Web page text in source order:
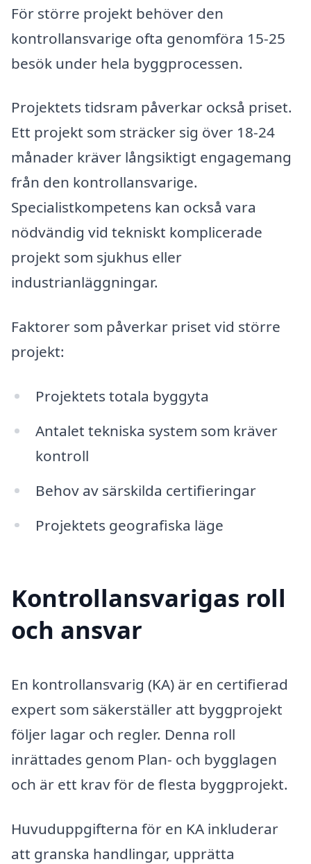
För större projekt behöver den
kontrollansvarige ofta genomföra 15-25
besök under hela byggprocessen.
Projektets tidsram påverkar också priset.
Ett projekt som sträcker sig över 18-24
månader kräver långsiktigt engagemang
från den kontrollansvarige.
Specialistkompetens kan också vara
nödvändig vid tekniskt komplicerade
projekt som sjukhus eller
industrianläggningar.
Faktorer som påverkar priset vid större
projekt:
Projektets totala byggyta
Antalet tekniska system som kräver
kontroll
Behov av särskilda certifieringar
Projektets geografiska läge
Kontrollansvarigas roll
och ansvar
En kontrollansvarig (KA) är en certifierad
expert som säkerställer att byggprojekt
följer lagar och regler. Denna roll
inrättades genom Plan- och bygglagen
och är ett krav för de flesta byggprojekt.
Huvuduppgifterna för en KA inkluderar
att granska handlingar, upprätta